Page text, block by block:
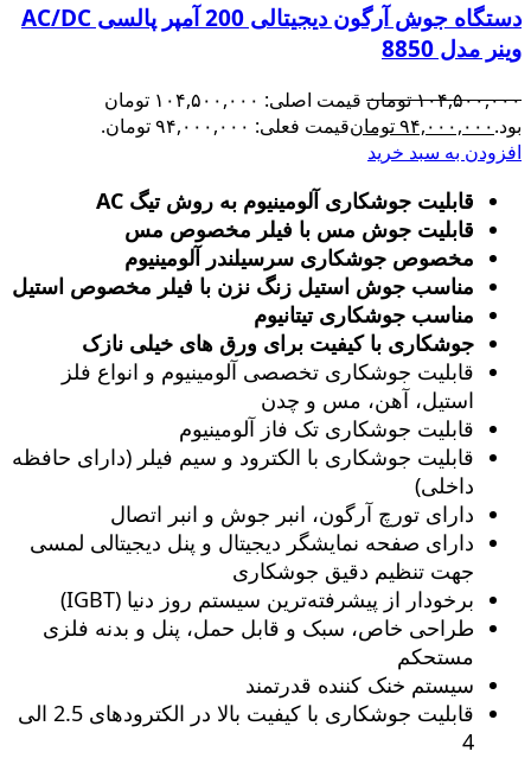
دستگاه جوش آرگون دیجیتالی 200 آمپر پالسی AC/DC
وینر مدل 8850
۱۰۴,۵۰۰,۰۰۰تومان
قیمت اصلی: ۱۰۴,۵۰۰,۰۰۰ تومان
بود.۹۴,۰۰۰,۰۰۰تومانقیمت فعلی: ۹۴,۰۰۰,۰۰۰ تومان.
افزودن به سبد خرید
قابلیت جوشکاری آلومینیوم به روش تیگ AC
قابلیت جوش مس با فیلر مخصوص مس
مخصوص جوشکاری سرسیلندر آلومینیوم
مناسب جوش استیل زنگ‌ نزن با فیلر مخصوص استیل
مناسب جوشکاری تیتانیوم
جوشکاری با کیفیت برای ورق های خیلی نازک
قابلیت جوشکاری تخصصی آلومینیوم و انواع فلز
استیل، آهن، مس و چدن
قابلیت جوشکاری تک فاز آلومینیوم
قابلیت جوشکاری با الکترود و سیم فیلر (دارای حافظه
داخلی)
دارای تورچ آرگون، انبر جوش و انبر اتصال
دارای صفحه نمایشگر دیجیتال و پنل دیجیتالی لمسی
جهت تنظیم دقیق جوشکاری
برخودار از پیشرفته‌ترین سیستم روز دنیا (IGBT)
طراحی خاص، سبک و قابل حمل، پنل و بدنه فلزی
مستحکم
سیستم خنک کننده قدرتمند
قابلیت جوشکاری با کیفیت بالا در الکترودهای 2.5 الی
4